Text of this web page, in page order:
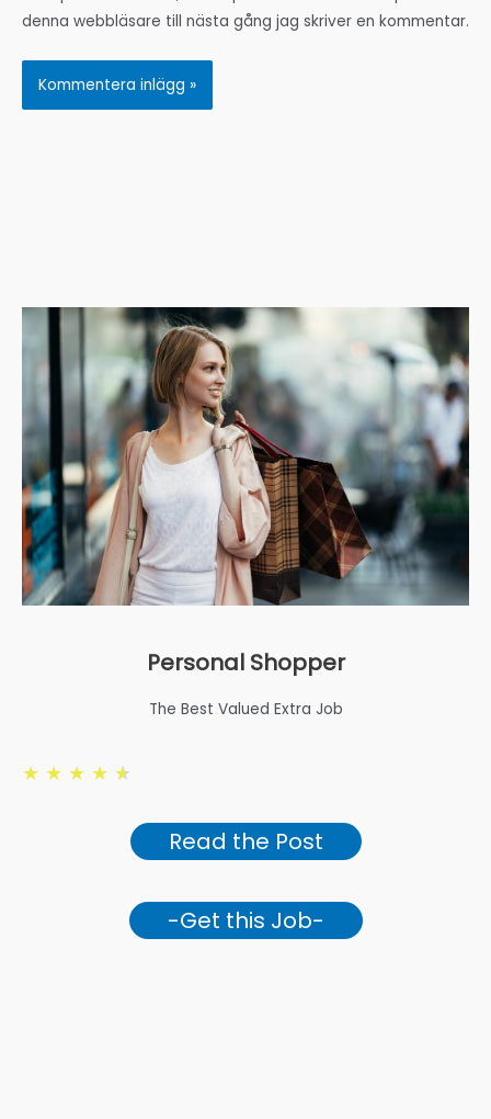
denna webbläsare till nästa gång jag skriver en kommentar.
Personal Shopper
The Best Valued Extra Job
★ ★ ★ ★ ★
Read the Post
-Get this Job-